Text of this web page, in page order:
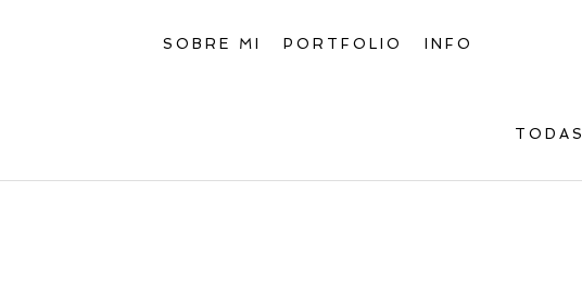
SOBRE MI PORTFOLIO INFO
TODAS